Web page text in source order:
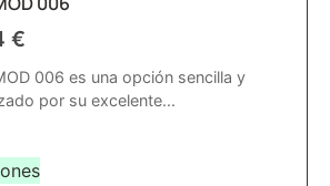
€
006 es una opción sencilla y
por su excelente...